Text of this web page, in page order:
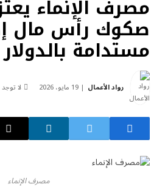
مصرف الإنماء
صكوك رأس مال
مستدامة
رواد الأعمال 19 مايو، 2026 لا
مصرف الإنماء